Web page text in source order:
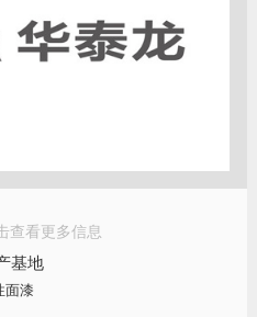
查看更多信息
基地
面漆